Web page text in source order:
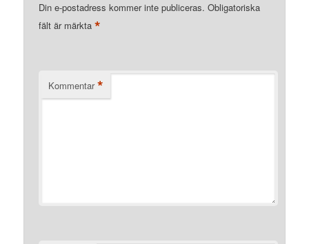
Din e-postadress kommer inte publiceras. Obligatoriska
fält är märkta*
Kommentar *